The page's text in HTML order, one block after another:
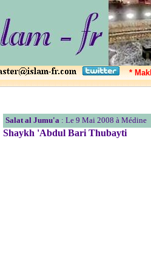
*
Salat al Jumu'a : Le 9 Mai 2008 à Médine
Shaykh 'Abdul Bari Thubayti